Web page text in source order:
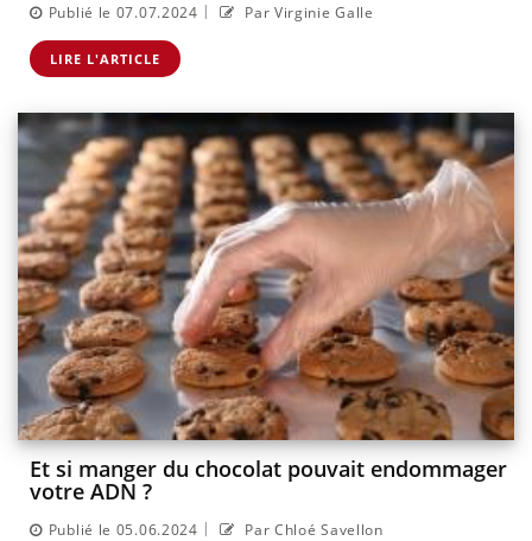
Publié le 07.07.2024 | Par Virginie Galle
LIRE L'ARTICLE
Et si manger du chocolat pouvait endommager
votre ADN ?
Publié le 05.06.2024 | Par Chloé Savellon